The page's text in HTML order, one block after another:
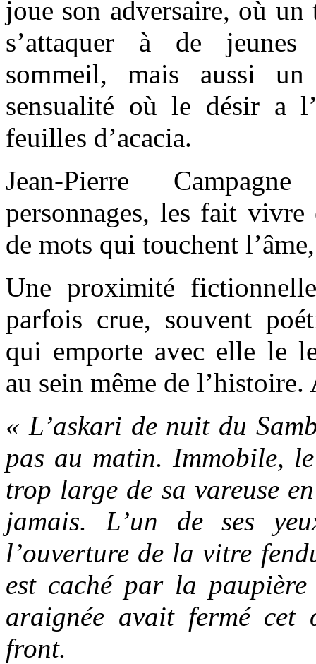
joue son adversaire, où
s’attaquer à de
sommeil, mais aussi
sensualité où le désir a
feuilles d’acacia.
Jean-Pierre
personnages, les fait
de mots qui touchent
Une proximité
parfois crue, souvent
qui emporte avec elle le
au sein même de
« L’askari de nuit du
pas au matin. Immobile,
trop large de sa vareuse
jamais. L’un de ses
l’ouverture de la vitre
est caché par la paupière
araignée avait fermé
front.